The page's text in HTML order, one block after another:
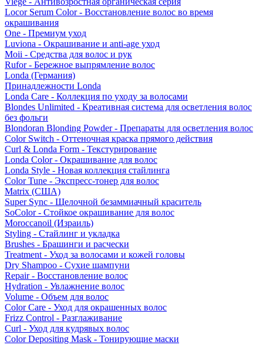
Locor Serum Color - Восстановление волос во время
окрашивания
One - Премиум уход
Luviona - Окрашивание и anti-age уход
Moii - Средства для волос и рук
Rufor - Бережное выпрямление волос
Londa (Германия)
Принадлежности Londa
Londa Care - Коллекция по уходу за волосами
Blondes Unlimited - Креативная система для осветления волос
без фольги
Blondoran Blonding Powder - Препараты для осветления волос
Color Switch - Оттеночная краска прямого действия
Curl & Londa Form - Текстурирование
Londa Color - Окрашивание для волос
Londa Style - Новая коллекция стайлинга
Color Tune - Экспресс-тонер для волос
Matrix (США)
Super Sync - Щелочной безаммиачный краситель
SoColor - Стойкое окрашивание для волос
Moroccanoil (Израиль)
Styling - Стайлинг и укладка
Brushes - Брашинги и расчески
Treatment - Уход за волосами и кожей головы
Dry Shampoo - Сухие шампуни
Repair - Восстановление волос
Hydration - Увлажнение волос
Volume - Объем для волос
Color Care - Уход для окрашенных волос
Frizz Control - Разглаживание
Curl - Уход для кудрявых волос
Color Depositing Mask - Тонирующие маски